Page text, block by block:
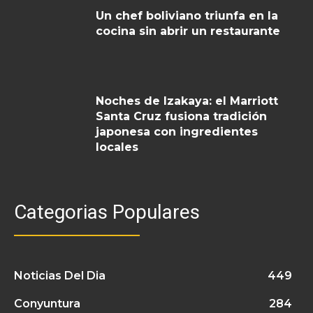
Un chef boliviano triunfa en la
cocina sin abrir un restaurante
Noches de Izakaya: el Marriott
Santa Cruz fusiona tradición
japonesa con ingredientes
locales
Categorias Populares
Noticias Del Dia 449
Conyuntura 284